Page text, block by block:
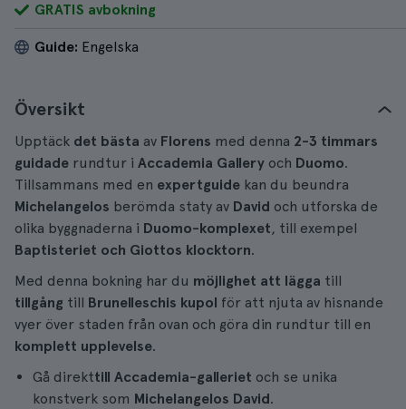
GRATIS avbokning
Guide: Engelska
Översikt
Upptäck det bästa av Florens med denna 2-3 timmars
guidade rundtur i Accademia Gallery och Duomo.
Tillsammans med en expertguide kan du beundra
Michelangelos berömda staty av David och utforska de
olika byggnaderna i Duomo-komplexet, till exempel
Baptisteriet och Giottos klocktorn.
Med denna bokning har du möjlighet att lägga till
tillgång till Brunelleschis kupol för att njuta av hisnande
vyer över staden från ovan och göra din rundtur till en
komplett upplevelse.
Gå direkttill Accademia-galleriet och se unika
konstverk som Michelangelos David.